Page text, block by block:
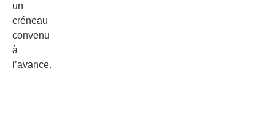
un
créneau
convenu
à
l’avance.